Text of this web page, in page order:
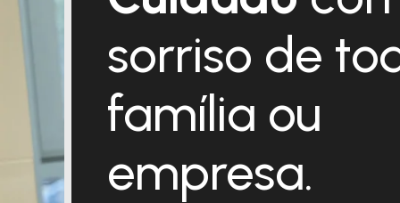
sorriso de
família ou
empresa.